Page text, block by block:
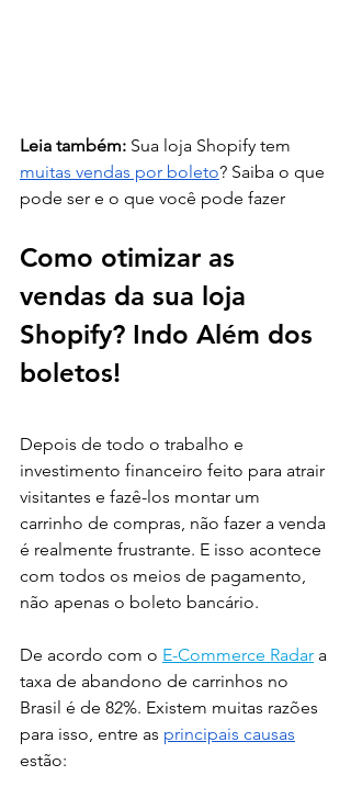
Leia também: Sua loja Shopify tem
muitas vendas por boleto? Saiba o que
pode ser e o que você pode fazer
Como otimizar as
vendas da sua loja
Shopify? Indo Além dos
boletos!
Depois de todo o trabalho e
investimento financeiro feito para atrair
visitantes e fazê-los montar um
carrinho de compras, não fazer a venda
é realmente frustrante. E isso acontece
com todos os meios de pagamento,
não apenas o boleto bancário.
De acordo com o E-Commerce Radar a
taxa de abandono de carrinhos no
Brasil é de 82%. Existem muitas razões
para isso, entre as principais causas
estão: